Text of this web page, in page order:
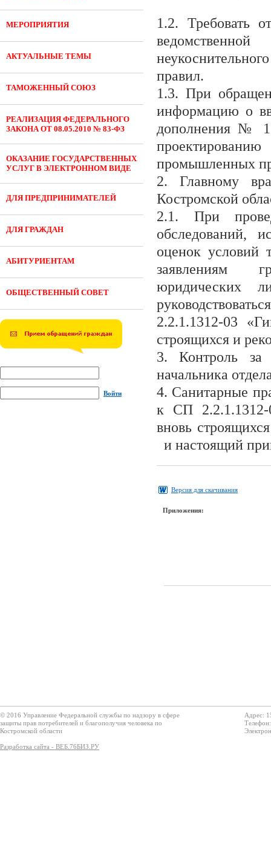
МЕРОПРИЯТИЯ
АКТУАЛЬНЫЕ ТЕМЫ
ТАМОЖЕННЫЙ СОЮЗ
РЕАЛИЗАЦИЯ ФЕДЕРАЛЬНОГО
ЗАКОНА ОТ 08.05.2010 № 83-ФЗ
ОКАЗАНИЕ ГОСУДАРСТВЕННЫХ
УСЛУГ В ЭЛЕКТРОННОМ ВИДЕ
ДЛЯ ПРЕДПРИНИМАТЕЛЕЙ
ДЛЯ ГРАЖДАН
АБИТУРИЕНТАМ
ОБЩЕСТВЕННЫЙ СОВЕТ
Войти
1.2. Требовать
правил.
1.3. При
информацию о
дополнения № 1
промышленных
2. Главному
Костромской
2.1. При
обследований,
оценок условий
заявлениям
юридических
2.2.1.1312-03
строящихся и
3. Контроль за
начальника
4. Санитарные
к СП 2.2.1.1312-
вновь
и настоящий
Версия для скачивания
Приложения:
© 2016 Управление Федеральной службы по надзору в сфере
защиты прав потребителей и благополучия человека по
Костромской области
Разработка сайта - ВЕБ.76БИЗ.РУ
Адрес: